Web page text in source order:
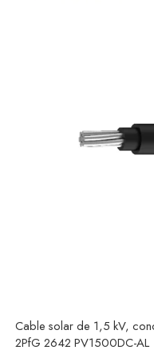
Cable solar de 1,5 kV,
2PfG 2642 PV1500DC-AL